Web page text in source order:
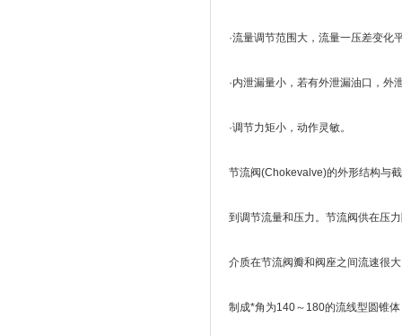
·流量调节范围大，流量一压差变化
·内泄漏量小，若有外泄漏油口，外
·调节力矩小，动作灵敏。
节流阀(Chokevalve)的外形结构与
到调节流量和压力。节流阀供在压
介质在节流阀瓣和阀座之间流速很
制成*角为140～180的流线型圆锥